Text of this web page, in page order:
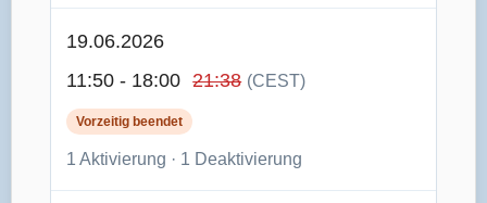
19.06.2026
11:50 - 18:00 21:38 (CEST)
Vorzeitig beendet
1 Aktivierung · 1 Deaktivierung